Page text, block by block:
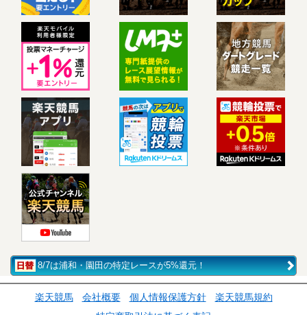
8/7は浦和・園田の特定レースが5%還元！
楽天競馬 会社概要 個人情報保護方針
楽天競馬規約